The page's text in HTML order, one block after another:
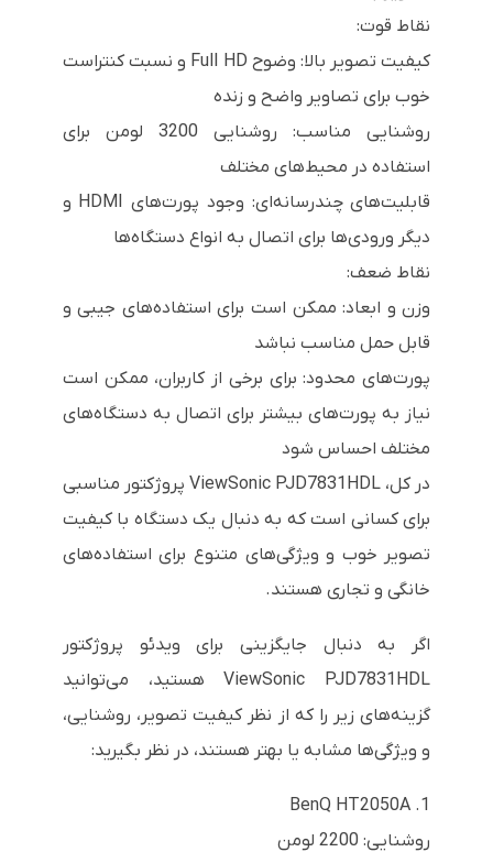
نقاط قوت:
کیفیت تصویر بالا: وضوح Full HD و نسبت کنتراست
خوب برای تصاویر واضح و زنده
روشنایی مناسب: روشنایی 3200 لومن برای
استفاده در محیط‌های مختلف
قابلیت‌های چندرسانه‌ای: وجود پورت‌های HDMI و
دیگر ورودی‌ها برای اتصال به انواع دستگاه‌ها
نقاط ضعف:
وزن و ابعاد: ممکن است برای استفاده‌های جیبی و
قابل حمل مناسب نباشد
پورت‌های محدود: برای برخی از کاربران، ممکن است
نیاز به پورت‌های بیشتر برای اتصال به دستگاه‌های
مختلف احساس شود
در کل، ViewSonic PJD7831HDL پروژکتور مناسبی
برای کسانی است که به دنبال یک دستگاه با کیفیت
تصویر خوب و ویژگی‌های متنوع برای استفاده‌های
خانگی و تجاری هستند.
اگر به دنبال جایگزینی برای ویدئو پروژکتور
ViewSonic PJD7831HDL هستید، می‌توانید
گزینه‌های زیر را که از نظر کیفیت تصویر، روشنایی،
و ویژگی‌ها مشابه یا بهتر هستند، در نظر بگیرید:
1. BenQ HT2050A
روشنایی: 2200 لومن